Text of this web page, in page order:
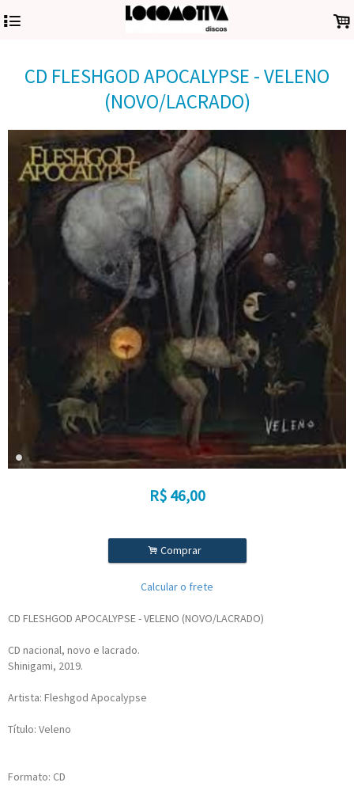
4 .
CD FLESHGOD APOCALYPSE - VELENO
(NOVO/LACRADO)
R$ 46,00
. Comprar
Calcular o frete
CD FLESHGOD APOCALYPSE - VELENO (NOVO/LACRADO)
CD nacional, novo e lacrado.
Shinigami, 2019.
Artista: Fleshgod Apocalypse
Título: Veleno
Formato: CD